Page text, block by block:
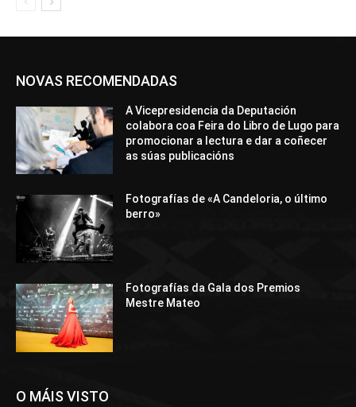
NOVAS RECOMENDADAS
A Vicepresidencia da Deputación
colabora coa Feira do Libro de Lugo para
promocionar a lectura e dar a coñecer
as súas publicacións
Fotografías de «A Candeloria, o último
berro»
Fotografías da Gala dos Premios
Mestre Mateo
O MÁIS VISTO